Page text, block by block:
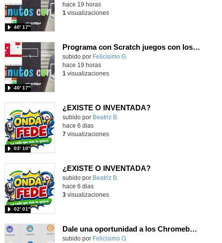
40′ 17″
hace 19 horas
1 visualizaciones
Programa con Scratch juegos con los partidos del mundial 2026 ganados por España
Contenido educativo.
subido por Felicisimo G.
40′ 17″
hace 19 horas
1 visualizaciones
¿EXISTE O INVENTADA?
Contenido educativo.
subido por Beatriz B.
03′ 10″
hace 6 dias
7visualizaciones
¿EXISTE O INVENTADA?
Contenido educativo.
subido por Beatriz B.
02′ 01″
hace 6 dias
3visualizaciones
Dale una oportunidad a los Chromebooks y utiliza un proyector para realizar talleres si no tienes pantallas táctiles
Contenido educativo.
subido por Felicisimo G.